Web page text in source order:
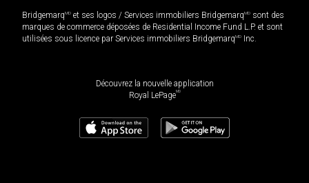
BridgemarqMD et ses logos / Services immobiliers BridgemarqMD sont des
marques de commerce déposées de Residential Income Fund L.P. et sont
utilisées sous licence par Services immobiliers BridgemarqMD Inc.
Découvrez la nouvelle application
Royal LePageMD